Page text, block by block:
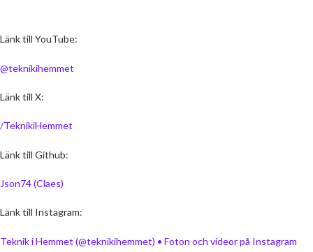
Länk till YouTube:
@teknikihemmet
Länk till X:
/TeknikiHemmet
Länk till Github:
Json74 (Claes)
Länk till Instagram:
Teknik i Hemmet (@teknikihemmet) • Foton och videor på Instagram